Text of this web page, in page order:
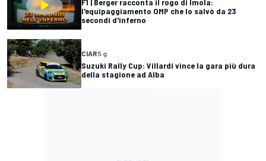
F1 | Berger racconta il rogo di Imola:
l'equipaggiamento OMP che lo salvò da 23
secondi d'inferno
CIAR5 g
Suzuki Rally Cup: Villardi vince la gara più dura
della stagione ad Alba